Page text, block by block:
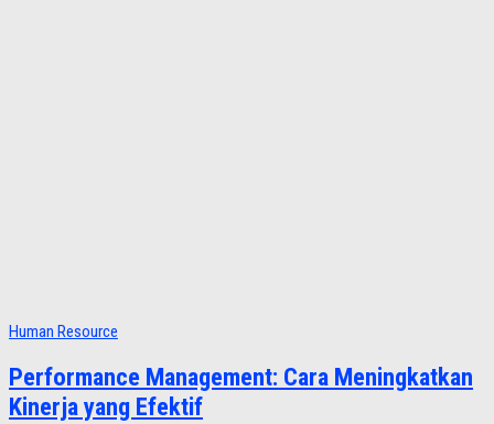
Human Resource
Performance Management: Cara Meningkatkan
Kinerja yang Efektif